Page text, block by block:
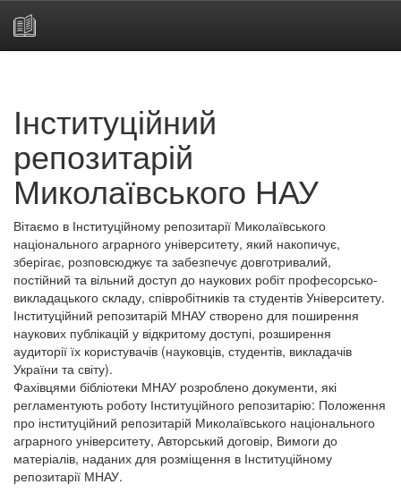
Інституційний
репозитарій
Миколаївського НАУ
Вітаємо в Інституційному репозитарії Миколаївського
національного аграрного університету, який накопичує,
зберігає, розповсюджує та забезпечує довготривалий,
постійний та вільний доступ до наукових робіт професорсько-
викладацького складу, співробітників та студентів Університету.
Інституційний репозитарій МНАУ створено для поширення
наукових публікацій у відкритому доступі, розширення
аудиторії їх користувачів (науковців, студентів, викладачів
України та світу).
Фахівцями бібліотеки МНАУ розроблено документи, які
регламентують роботу Інституційного репозитарію: Положення
про інституційний репозитарій Миколаївського національного
аграрного університету, Авторський договір, Вимоги до
матеріалів, наданих для розміщення в Інституційному
репозитарії МНАУ.